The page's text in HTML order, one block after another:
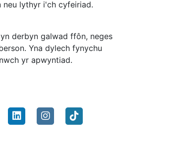
lythyr i'ch cyfeiriad.
derbyn galwad ffôn, neges
Yna dylech fynychu
yr apwyntiad.